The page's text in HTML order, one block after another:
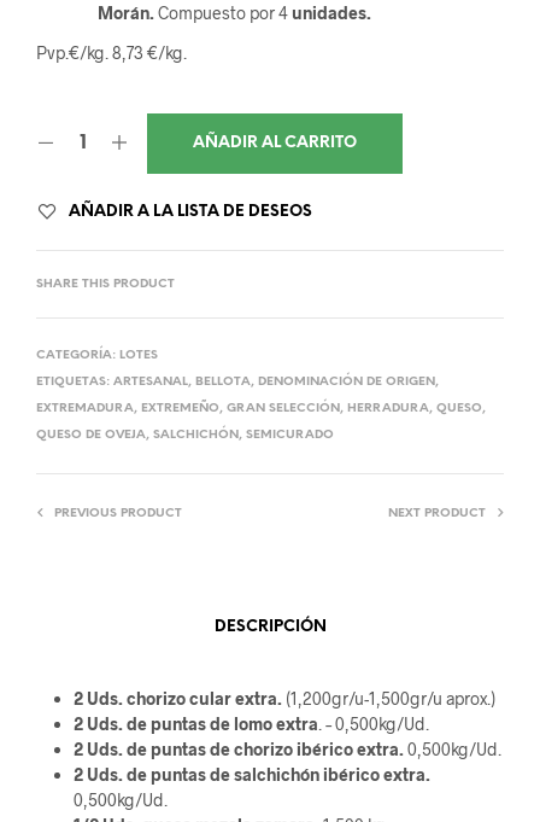
Morán.Compuesto por 4 unidades.
Pvp.€/kg. 8,73 €/kg.
AÑADIR AL CARRITO
AÑADIR A LA LISTA DE DESEOS
SHARE THIS PRODUCT
CATEGORÍA: LOTES
ETIQUETAS: ARTESANAL, BELLOTA, DENOMINACIÓN DE ORIGEN,
EXTREMADURA, EXTREMEÑO, GRAN SELECCIÓN, HERRADURA, QUESO,
QUESO DE OVEJA, SALCHICHÓN, SEMICURADO
PREVIOUS PRODUCT NEXT PRODUCT
DESCRIPCIÓN
2 Uds. chorizo cular extra.(1,200gr/u-1,500gr/u aprox.)
2 Uds. de puntas de lomo extra . – 0,500kg/Ud.
2 Uds. de puntas de chorizo ibérico extra.0,500kg/Ud.
2 Uds. de puntas de salchichón ibérico extra.
0,500kg/Ud.